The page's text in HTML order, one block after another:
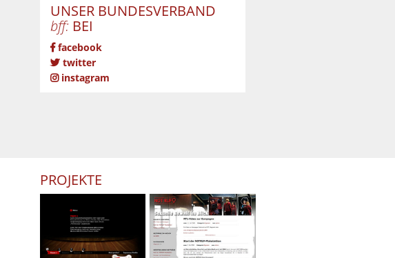
UNSER BUNDESVERBAND
bff: BEI
facebook
twitter
instagram
PROJEKTE